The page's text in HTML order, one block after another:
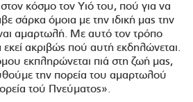
στον κόσμο τον Υιό του, πού για να
σάρκα όμοια με την ιδική μας την
αμαρτωλή. Με αυτό τον τρόπο
εκεί ακριβώς πού αυτή εκδηλώνεται.
εκπληρώνεται πιά στη ζωή μας,
την πορεία του αμαρτωλού
τού Πνεύματος».